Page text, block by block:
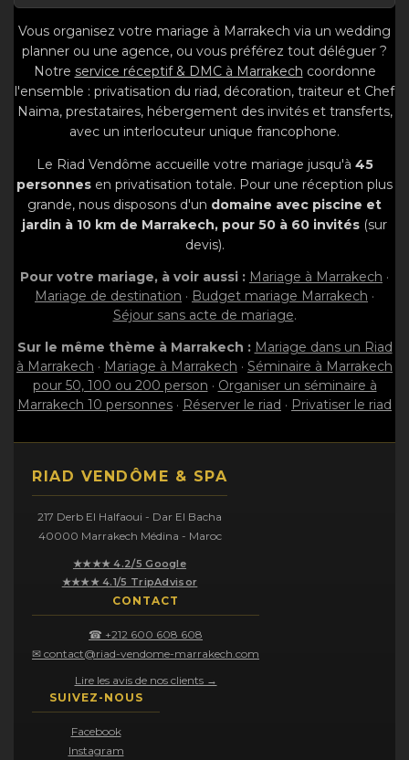
Vous organisez votre mariage à Marrakech via un wedding
planner ou une agence, ou vous préférez tout déléguer ?
Notre service réceptif & DMC à Marrakech coordonne
l'ensemble : privatisation du riad, décoration, traiteur et Chef
Naima, prestataires, hébergement des invités et transferts,
avec un interlocuteur unique francophone.
Le Riad Vendôme accueille votre mariage jusqu'à 45
personnes en privatisation totale. Pour une réception plus
grande, nous disposons d'un domaine avec piscine et
jardin à 10 km de Marrakech, pour 50 à 60 invités (sur
devis).
Pour votre mariage, à voir aussi : Mariage à Marrakech ·
Mariage de destination · Budget mariage Marrakech ·
Séjour sans acte de mariage.
Sur le même thème à Marrakech : Mariage dans un Riad
à Marrakech · Mariage à Marrakech · Séminaire à Marrakech
pour 50, 100 ou 200 person · Organiser un séminaire à
Marrakech 10 personnes · Réserver le riad · Privatiser le riad
RIAD VENDÔME & SPA
217 Derb El Halfaoui - Dar El Bacha
40000 Marrakech Médina - Maroc
★★★★ 4.2/5 Google
★★★★ 4.1/5 TripAdvisor
CONTACT
☎ +212 600 608 608
✉ contact@riad-vendome-marrakech.com
Lire les avis de nos clients →
SUIVEZ-NOUS
Facebook
Instagram